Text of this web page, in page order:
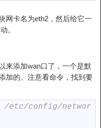
网卡名为eth2，然后给它一
。
来添加wan口了，一个是默
加的。注意看命令，找到要
/etc/config/networ